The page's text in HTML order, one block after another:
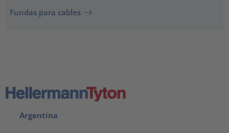
Fundas para cables
Argentina